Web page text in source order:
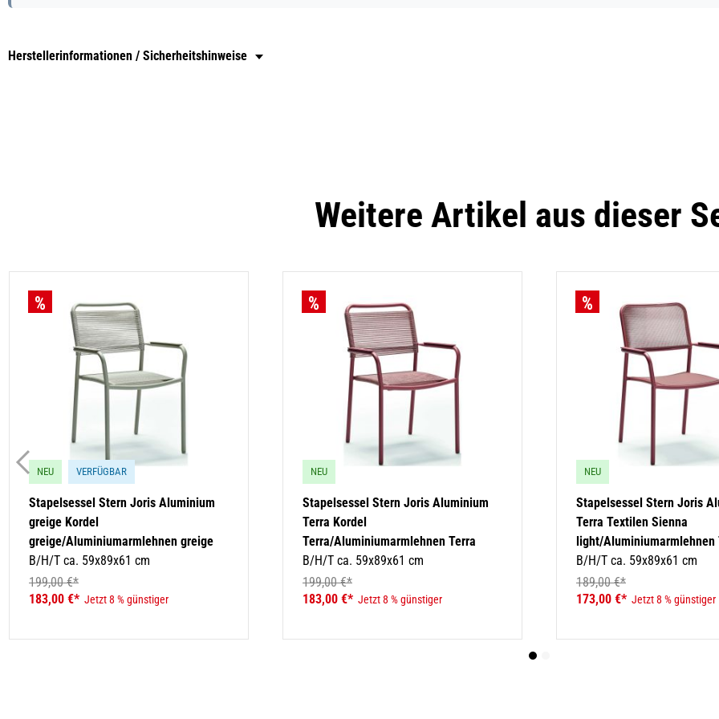
Herstellerinformationen / Sicherheitshinweise
Weitere Artikel aus dieser
NEU VERFÜGBAR
Stapelsessel Stern Joris Aluminium
greige Kordel
greige/Aluminiumarmlehnen greige
B/H/T ca. 59x89x61 cm
199,00 €*
183,00 €* Jetzt 8 % günstiger
NEU
Stapelsessel Stern Joris Aluminium
Terra Kordel
Terra/Aluminiumarmlehnen Terra
B/H/T ca. 59x89x61 cm
199,00 €*
183,00 €* Jetzt 8 % günstiger
NEU
Stapelsessel Stern Joris
Terra Textilen Sienna
light/Aluminiumarmlehnen
B/H/T ca. 59x89x61 cm
189,00 €*
173,00 €* Jetzt 8 % günstiger